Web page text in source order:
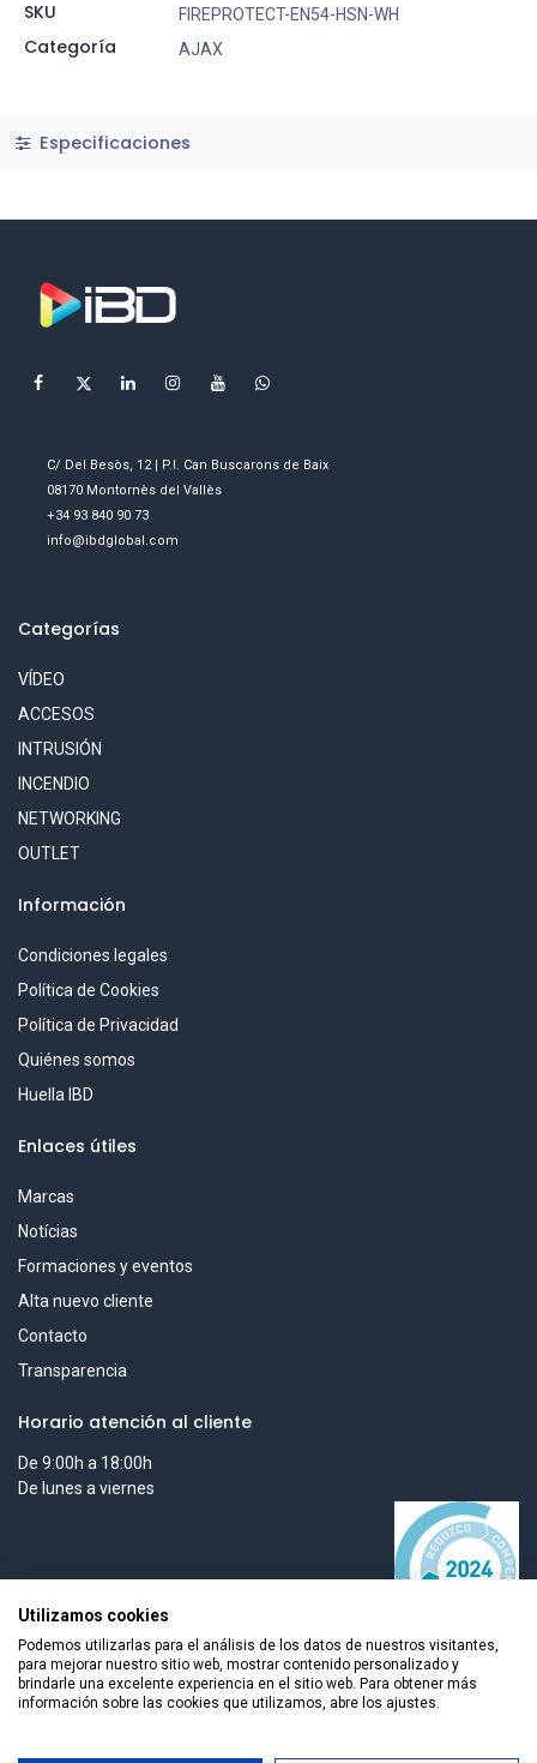
SKU FIREPROTECT-EN54-HSN-WH
Categoría AJAX
Especificaciones
C/ Del Besòs, 12 | P.I. Can Buscarons de Baix
08170 Montornès del Vallès
+34 93 840 90 73
info@ibdglobal.com
Categorías
VÍDEO
ACCESOS
INTRUSIÓN
INCENDIO
NETWORKING
OUTLET
Información
Condiciones legales
Política de Cookies
Política de Privacidad
Quiénes somos
Huella IBD
Enlaces útiles
Marcas
Notícias
Formaciones y eventos
Alta nuevo cliente
Contacto
Transparencia
Horario atención al cliente
De 9:00h a 18:00h
De lunes a viernes
Utilizamos cookies
Podemos utilizarlas para el análisis de los datos de nuestros visitantes,
para mejorar nuestro sitio web, mostrar contenido personalizado y
brindarle una excelente experiencia en el sitio web. Para obtener más
información sobre las cookies que utilizamos, abre los ajustes.